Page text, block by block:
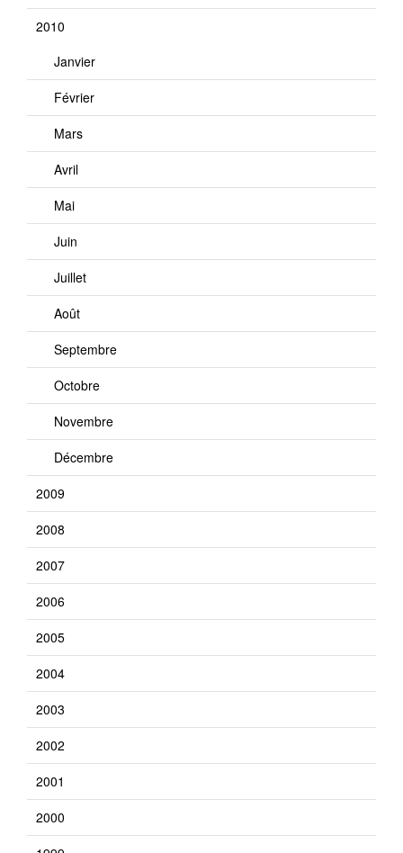
2010
Janvier
Février
Mars
Avril
Mai
Juin
Juillet
Août
Septembre
Octobre
Novembre
Décembre
2009
2008
2007
2006
2005
2004
2003
2002
2001
2000